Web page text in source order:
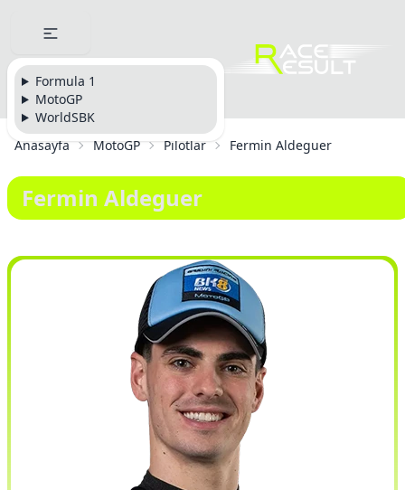
Formula 1
MotoGP
WorldSBK
Anasayfa
MotoGP Pilotlar Fermin Aldeguer
Fermin Aldeguer